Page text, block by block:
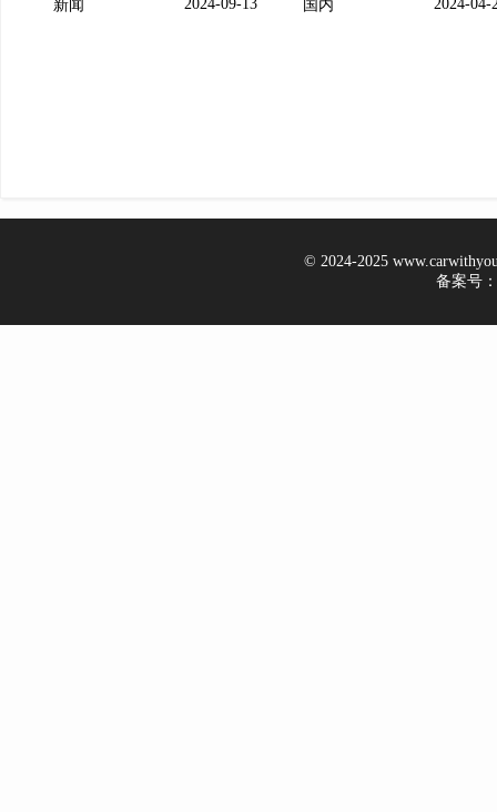
新闻
2024-09-13
国内
2024-
© 2024-2025
备案号：